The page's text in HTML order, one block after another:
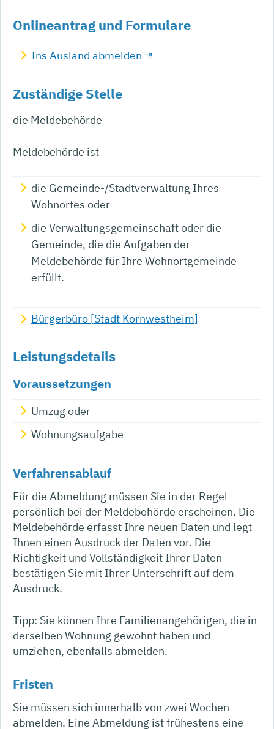
Onlineantrag und Formulare
Ins Ausland abmelden
Zuständige Stelle
die Meldebehörde
Meldebehörde ist
die Gemeinde-/Stadtverwaltung Ihres
Wohnortes oder
die Verwaltungsgemeinschaft oder die
Gemeinde, die die Aufgaben der
Meldebehörde für Ihre Wohnortgemeinde
erfüllt.
Bürgerbüro [Stadt Kornwestheim]
Leistungsdetails
Voraussetzungen
Umzug oder
Wohnungsaufgabe
Verfahrensablauf
Für die Abmeldung müssen Sie in der Regel
persönlich bei der Meldebehörde erscheinen. Die
Meldebehörde erfasst Ihre neuen Daten und legt
Ihnen einen Ausdruck der Daten vor. Die
Richtigkeit und Vollständigkeit Ihrer Daten
bestätigen Sie mit Ihrer Unterschrift auf dem
Ausdruck.
Tipp: Sie können Ihre Familienangehörigen, die in
derselben Wohnung gewohnt haben und
umziehen, ebenfalls abmelden.
Fristen
Sie müssen sich innerhalb von zwei Wochen
abmelden. Eine Abmeldung ist frühestens eine